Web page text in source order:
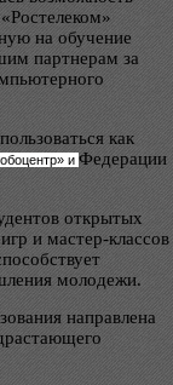
на обучение
партнерам за
как
и Федерации
открытых
и мастер-классов
молодежи.
направлена